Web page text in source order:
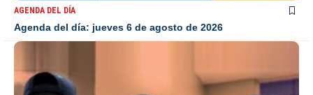
AGENDA DEL DÍA
Agenda del día: jueves 6 de agosto de 2026